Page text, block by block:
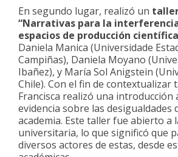
En segundo lugar, realizó un
“Narrativas para la
espacios de producción
Daniela Manica (Universidade
Campiñas), Daniela Moyano
Ibañez), y María Sol Anigstein
Chile). Con el fin de contextualizar
Francisca realizó una introducción
evidencia sobre las desigualdades
academia. Este taller fue abierto a
universitaria, lo que significó que
diversos actores de estas, desde